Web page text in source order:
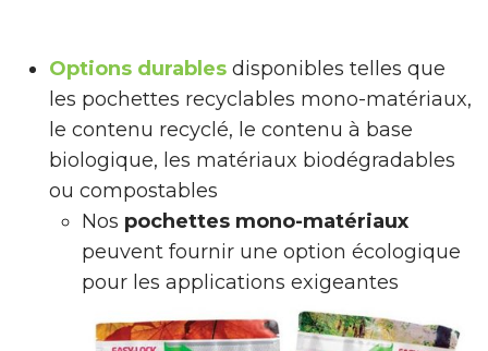
Options durables disponibles telles que
les pochettes recyclables mono-matériaux,
le contenu recyclé, le contenu à base
biologique, les matériaux biodégradables
ou compostables
Nos pochettes mono-matériaux
peuvent fournir une option écologique
pour les applications exigeantes